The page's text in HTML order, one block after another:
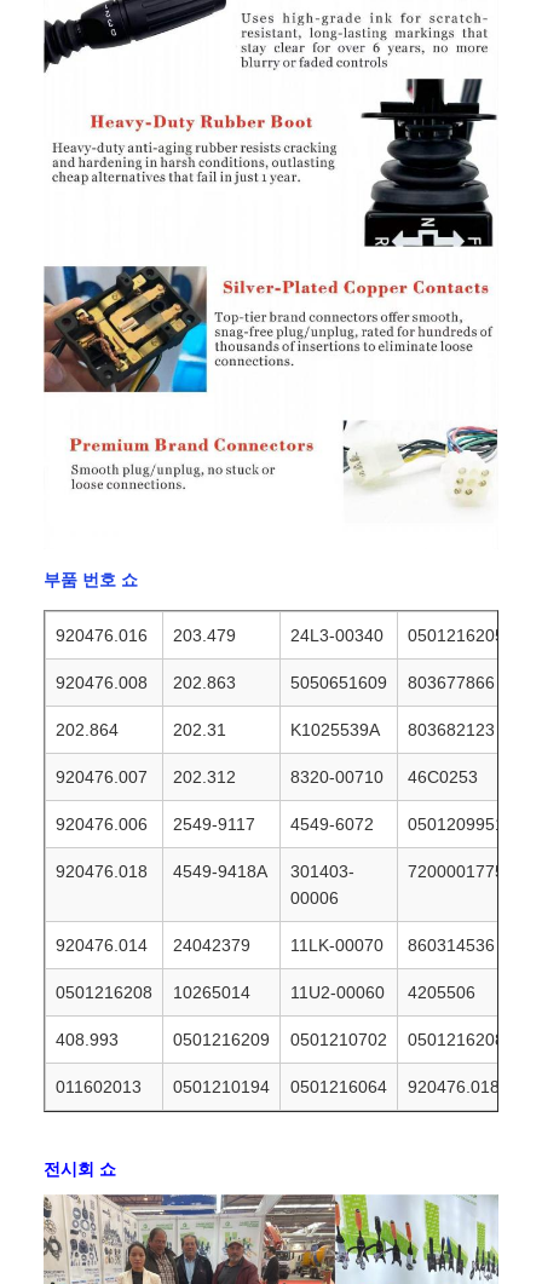
부품 번호 쇼
920476.016 203.479 24L3-00340 0501216205
920476.008 202.863 5050651609 803677866
202.864 202.31 K1025539A 803682123
920476.007 202.312 8320-00710 46C0253
920476.006 2549-9117 4549-6072 0501209951
920476.018 4549-9418A
301403-
00006
7200001775
920476.014 24042379 11LK-00070 860314536
0501216208 10265014 11U2-00060 4205506
408.993 0501216209 0501210702 0501216208
011602013 0501210194 0501216064 920476.018
전시회 쇼